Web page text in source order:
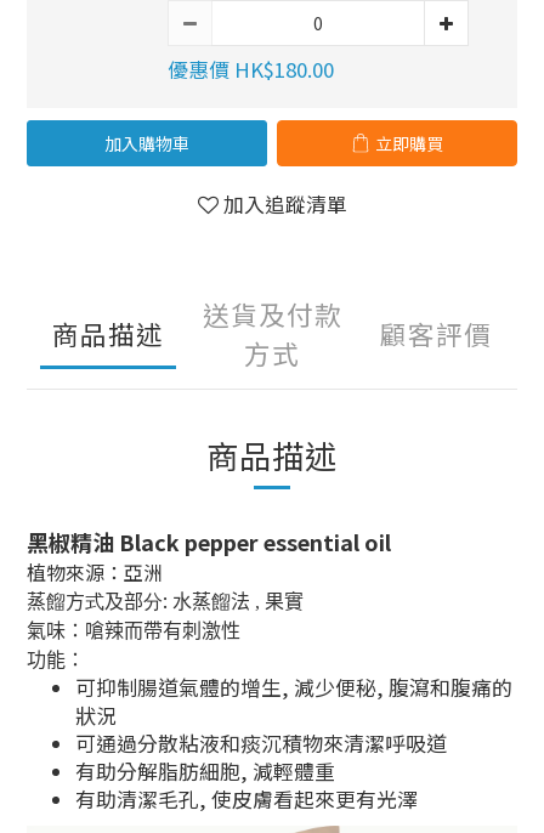
優惠價 HK$180.00
加入購物車 立即購買
加入追蹤清單
商品描述
送貨及付款
方式
顧客評價
商品描述
黑椒精油 Black pepper essential oil
植物來源：亞洲
蒸餾方式及部分: 水蒸餾法 , 果實
氣味：嗆辣而帶有刺激性
功能：
可抑制腸道氣體的增生, 減少便秘, 腹瀉和腹痛的
狀況
可通過分散粘液和痰沉積物來清潔呼吸道
有助分解脂肪細胞, 減輕體重
有助清潔毛孔, 使皮膚看起來更有光澤